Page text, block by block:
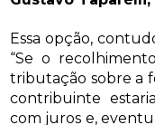
Essa opção,
“Se o
tributação sobre a
contribuinte
com juros e,